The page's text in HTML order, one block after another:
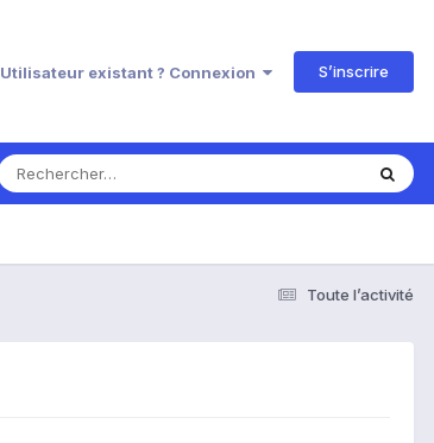
Utilisateur existant ? Connexion S’inscrire
Toute l’activité